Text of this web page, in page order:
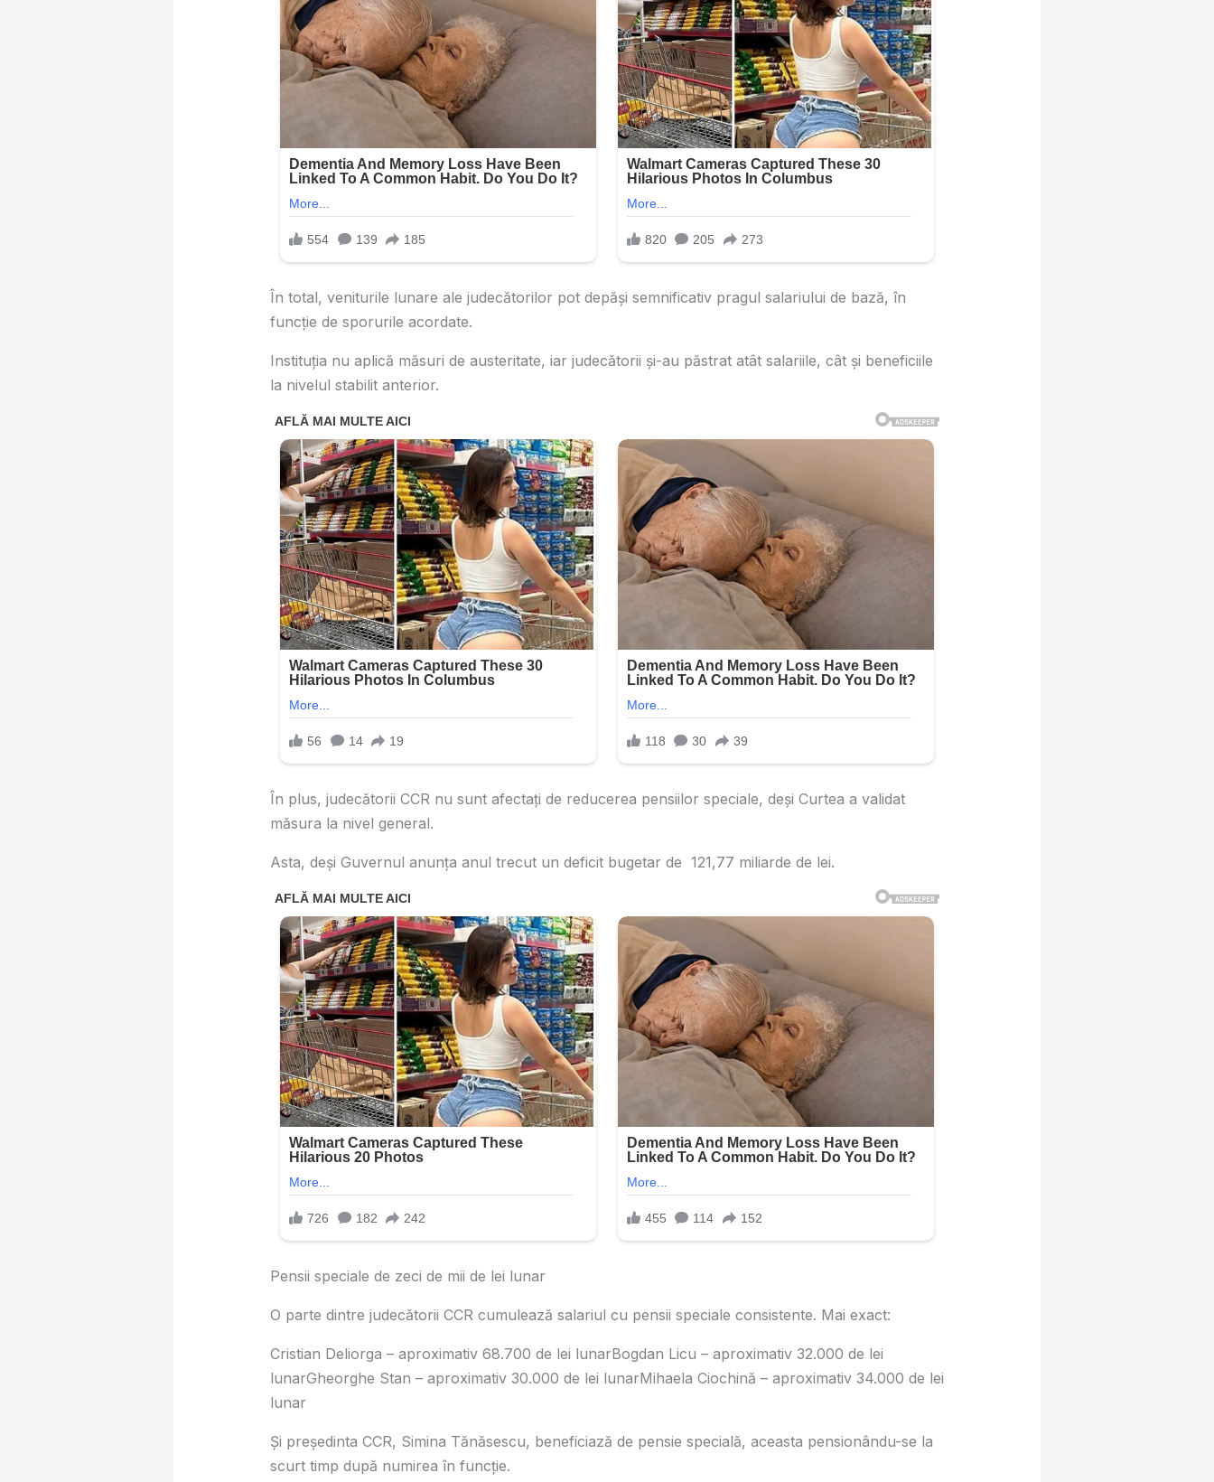
În total, veniturile lunare ale judecătorilor pot depăși semnificativ pragul salariului de bază, în
funcție de sporurile acordate.
Instituția nu aplică măsuri de austeritate, iar judecătorii și-au păstrat atât salariile, cât și beneficiile
la nivelul stabilit anterior.
În plus, judecătorii CCR nu sunt afectați de reducerea pensiilor speciale, deși Curtea a validat
măsura la nivel general.
Asta, deși Guvernul anunța anul trecut un deficit bugetar de 121,77 miliarde de lei.
Pensii speciale de zeci de mii de lei lunar
O parte dintre judecătorii CCR cumulează salariul cu pensii speciale consistente. Mai exact:
Cristian Deliorga – aproximativ 68.700 de lei lunarBogdan Licu – aproximativ 32.000 de lei
lunarGheorghe Stan – aproximativ 30.000 de lei lunarMihaela Ciochină – aproximativ 34.000 de lei
lunar
Și președinta CCR, Simina Tănăsescu, beneficiază de pensie specială, aceasta pensionându-se la
scurt timp după numirea în funcție.